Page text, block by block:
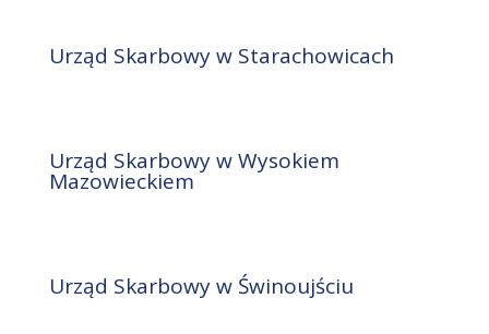
Urząd Skarbowy w Starachowicach
Urząd Skarbowy w Wysokiem
Mazowieckiem
Urząd Skarbowy w Świnoujściu